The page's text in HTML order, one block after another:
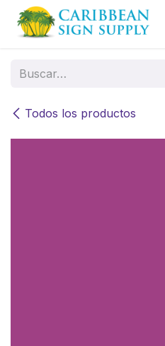
Ir al contenido
Todos los productos